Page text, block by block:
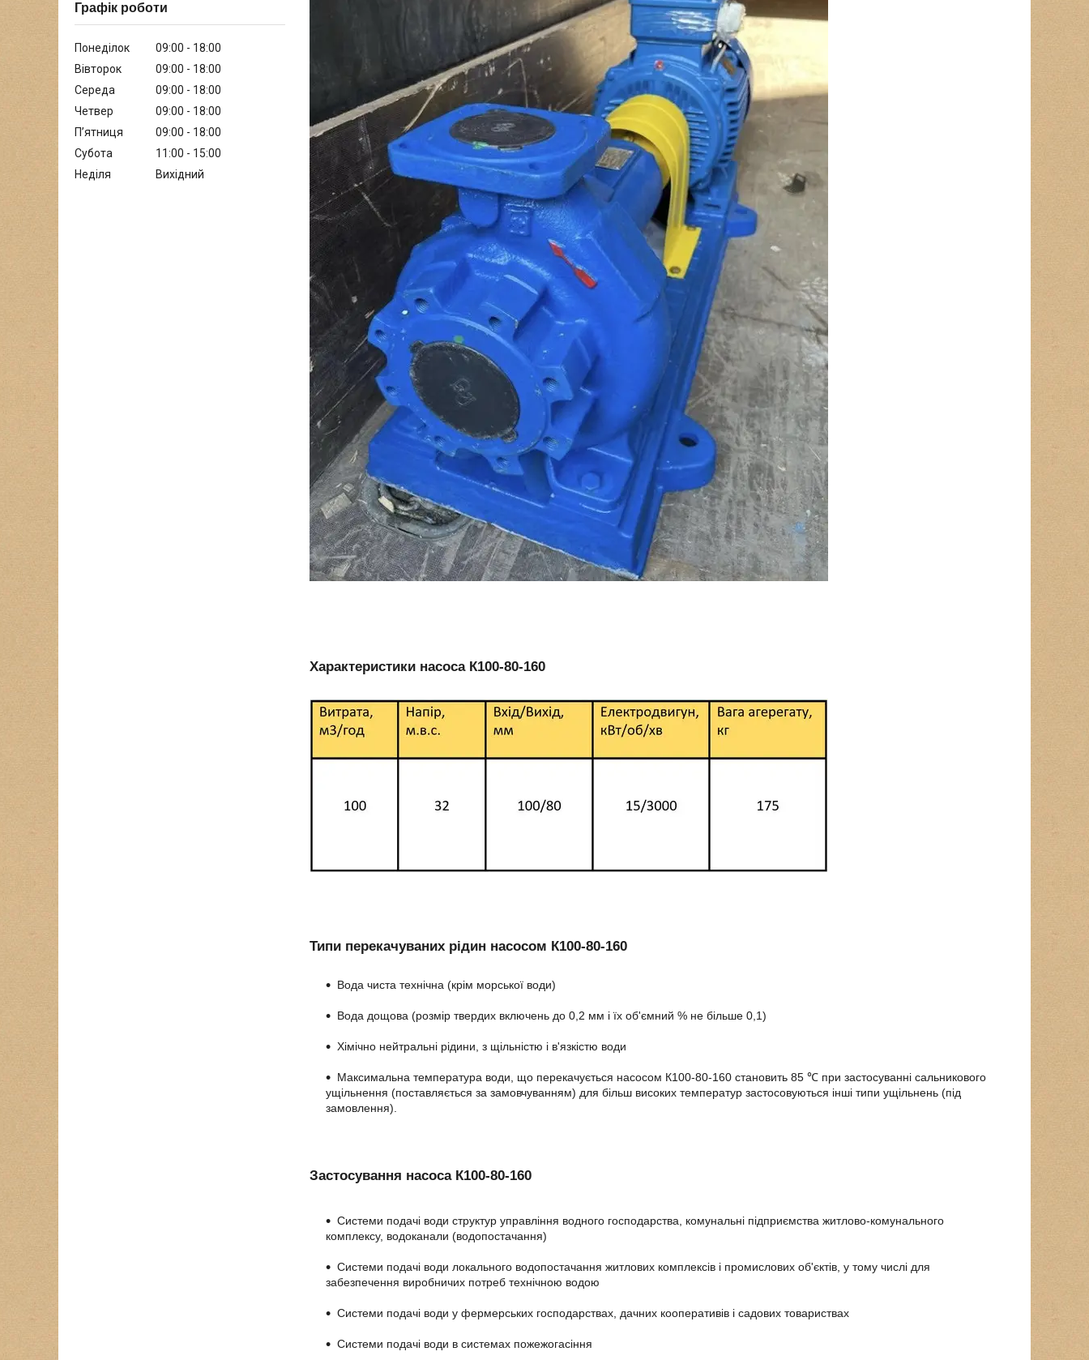
Характеристики насоса К100-80-160
Типи перекачуваних рідин насосом К100-80-160
Вода чиста технічна (крім морської води)
Вода дощова (розмір твердих включень до 0,2 мм і їх об'ємний % не більше 0,1)
Хімічно нейтральні рідини, з щільністю і в'язкістю води
Максимальна температура води, що перекачується насосом К100-80-160 становить 85 ℃ при застосуванні сальникового
ущільнення (поставляється за замовчуванням) для більш високих температур застосовуються інші типи ущільнень (під
замовлення).
Застосування насоса К100-80-160
Системи подачі води структур управління водного господарства, комунальні підприємства житлово-комунального
комплексу, водоканали (водопостачання)
Системи подачі води локального водопостачання житлових комплексів і промислових об'єктів, у тому числі для
забезпечення виробничих потреб технічною водою
Системи подачі води у фермерських господарствах, дачних кооперативів і садових товариствах
Системи подачі води в системах пожежогасіння
Графік роботи
Понеділок 09:00
18:00
Вівторок
09:00
18:00
Середа
09:00
18:00
Четвер
09:00
18:00
Пʼятниця
09:00
18:00
Субота
11:00
15:00
Неділя
Вихідний